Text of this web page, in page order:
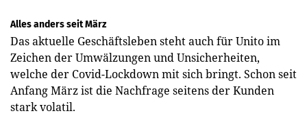
Alles anders seit März
Das aktuelle Geschäftsleben steht auch für Unito im
Zeichen der Umwälzungen und Unsicherheiten,
welche der Covid-Lockdown mit sich bringt. Schon seit
Anfang März ist die Nachfrage seitens der Kunden
stark volatil.